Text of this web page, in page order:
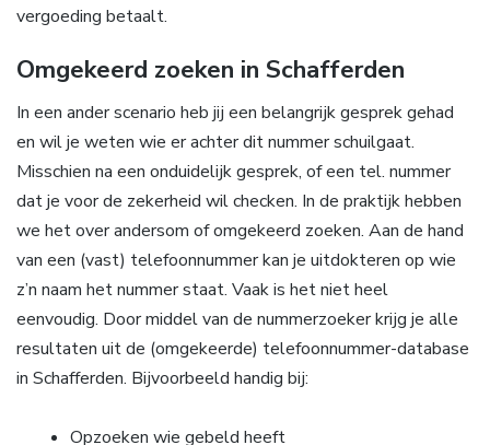
vergoeding betaalt.
Omgekeerd zoeken in Schafferden
In een ander scenario heb jij een belangrijk gesprek gehad
en wil je weten wie er achter dit nummer schuilgaat.
Misschien na een onduidelijk gesprek, of een tel. nummer
dat je voor de zekerheid wil checken. In de praktijk hebben
we het over andersom of omgekeerd zoeken. Aan de hand
van een (vast) telefoonnummer kan je uitdokteren op wie
z’n naam het nummer staat. Vaak is het niet heel
eenvoudig. Door middel van de nummerzoeker krijg je alle
resultaten uit de (omgekeerde) telefoonnummer-database
in Schafferden. Bijvoorbeeld handig bij:
Opzoeken wie gebeld heeft